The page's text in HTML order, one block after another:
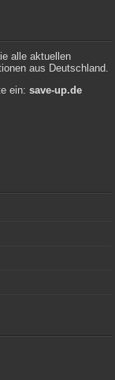
alle aktuellen
aus Deutschland.
ein: save-up.de